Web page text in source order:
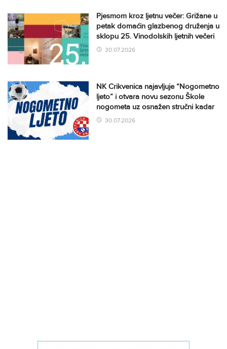
Pjesmom kroz ljetnu večer: Grižane u
petak domaćin glazbenog druženja u
sklopu 25. Vinodolskih ljetnih večeri
30.07.2026
NK Crikvenica najavljuje “Nogometno
ljeto” i otvara novu sezonu Škole
nogometa uz osnažen stručni kadar
30.07.2026